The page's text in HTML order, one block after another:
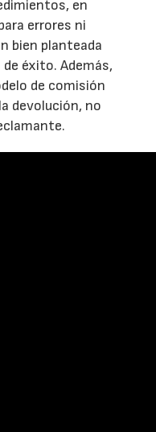
en
errores ni
bien planteada
éxito. Además,
de comisión
devolución, no